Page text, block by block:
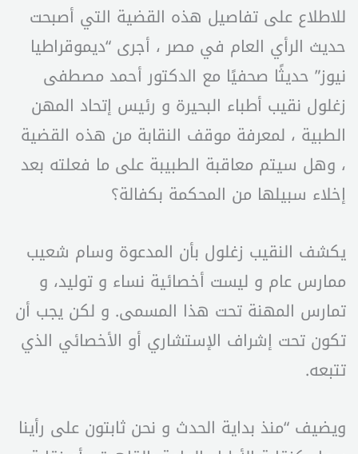
للاطلاع على تفاصيل هذه القضية التي أصبحت
حديث الرأي العام في مصر ، أجرى “ديموقراطيا
نيوز” حديثًا صحفيًا مع الدكتور أحمد مصطفى
زغلول نقيب أطباء البحيرة و رئيس إتحاد المهن
الطبية ، لمعرفة موقف النقابة من هذه القضية
، وهل سيتم معاقبة الطبيبة على ما فعلته بعد
إخلاء سبيلها من المحكمة بكفالة؟
يكشف النقيب زغلول بأن المدعوة وسام شعيب
ممارس عام و ليست أخصائية نساء و توليد، و
تمارس المهنة تحت هذا المسمى. و لكن يجب أن
تكون تحت إشراف الإستشاري أو الأخصائي الذي
تتبعه.
ويضيف “منذ بداية الحدث و نحن ثابتون على رأينا